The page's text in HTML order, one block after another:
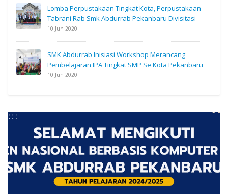
Lomba Perpustakaan Tingkat Kota, Perpustakaan
Tabrani Rab Smk Abdurrab Pekanbaru Divisitasi
10 Jun 2020
SMK Abdurrab Inisiasi Workshop Merancang
Pembelajaran IPA Tingkat SMP Se Kota Pekanbaru
10 Jun 2020